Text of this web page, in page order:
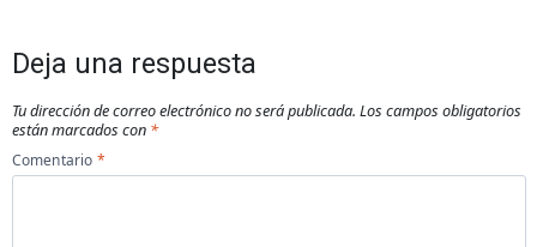
Deja una respuesta
Tu dirección de correo electrónico no será publicada. Los campos obligatorios
están marcados con *
Comentario *